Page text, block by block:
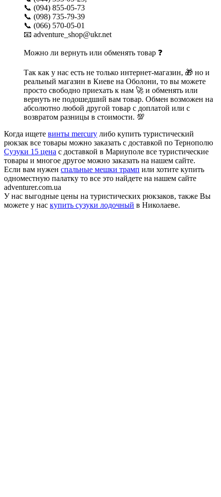
📞 (094) 855-05-73
📞 (098) 735-79-39
📞 (066) 570-05-01
📧 adventure_shop@ukr.net
Можно ли вернуть или обменять товар ❓
Так как у нас есть не только интернет-магазин, 🎁 но и
реальный магазин в Киеве на Оболони, то вы можете
просто свободно приехать к нам 🚀 и обменять или
вернуть не подошедший вам товар. Обмен возможен на
абсолютно любой другой товар с доплатой или с
возвратом разницы в стоимости. 💯
Когда ищете винты mercury либо купить туристический
рюкзак все товары можно заказать с доставкой по Тернополю
Сузуки 15 цена с доставкой в Мариуполе все туристические
товары и многое другое можно заказать на нашем сайте.
Если вам нужен спальные мешки трамп или хотите купить
одноместную палатку то все это найдете на нашем сайте
adventurer.com.ua
У нас выгодные цены на туристических рюкзаков, также Вы
можете у нас купить сузуки лодочный в Николаеве.